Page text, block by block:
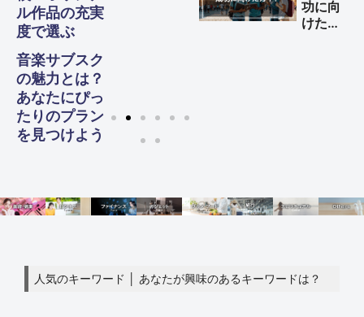
ル作品の充実
度で選ぶ
音楽サブスク
の魅力とは？
あなたにぴっ
たりのプラン
を見つけよう
功に向
けた完
人気のキーワード │ あなたが興味のあるキーワードは？